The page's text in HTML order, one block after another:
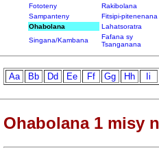
Fototeny
Rakibolana
Sampanteny
Fitsipi-pitenenana
Ohabolana
Lahatsoratra
Singana/Kambana
Fafana sy
Tsanganana
Aa Bb Dd Ee Ff Gg Hh Ii
Ohabolana 1 misy